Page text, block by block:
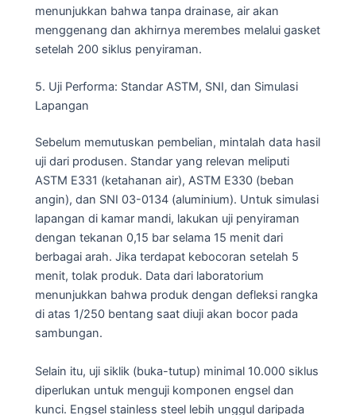
menunjukkan bahwa tanpa drainase, air akan
menggenang dan akhirnya merembes melalui gasket
setelah 200 siklus penyiraman.
5. Uji Performa: Standar ASTM, SNI, dan Simulasi
Lapangan
Sebelum memutuskan pembelian, mintalah data hasil
uji dari produsen. Standar yang relevan meliputi
ASTM E331 (ketahanan air), ASTM E330 (beban
angin), dan SNI 03-0134 (aluminium). Untuk simulasi
lapangan di kamar mandi, lakukan uji penyiraman
dengan tekanan 0,15 bar selama 15 menit dari
berbagai arah. Jika terdapat kebocoran setelah 5
menit, tolak produk. Data dari laboratorium
menunjukkan bahwa produk dengan defleksi rangka
di atas 1/250 bentang saat diuji akan bocor pada
sambungan.
Selain itu, uji siklik (buka-tutup) minimal 10.000 siklus
diperlukan untuk menguji komponen engsel dan
kunci. Engsel stainless steel lebih unggul daripada